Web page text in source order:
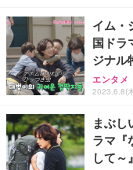
イム・
国ドラ
ジナル
エンタメ
2023.6.8(
まぶし
ラマ『
して～』